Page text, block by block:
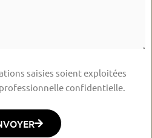
saisies soient exploitées
confidentielle.